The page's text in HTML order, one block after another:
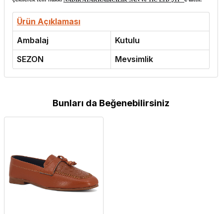
Ürün Açıklaması
Ambalaj
Kutulu
SEZON
Mevsimlik
Bunları da Beğenebilirsiniz